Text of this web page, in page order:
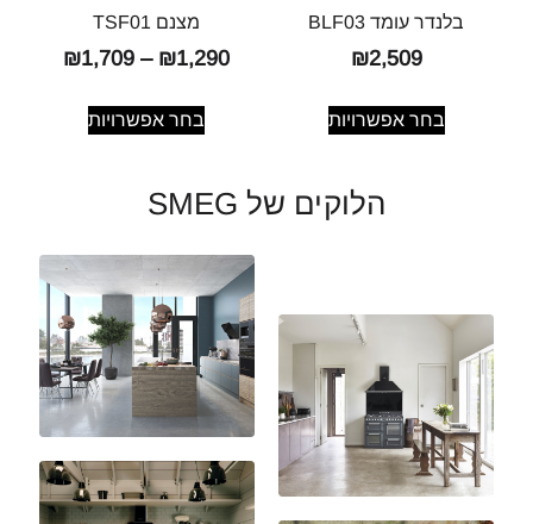
בלנדר עומד BLF03
₪2,509
בחר אפשרויות
מצנם TSF01
₪1,290
–
₪1,709
בחר אפשרויות
הלוקים של SMEG